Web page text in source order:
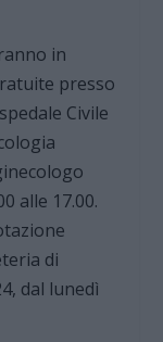
in
presso
Civile
alle 17.00.
di
dal lunedì